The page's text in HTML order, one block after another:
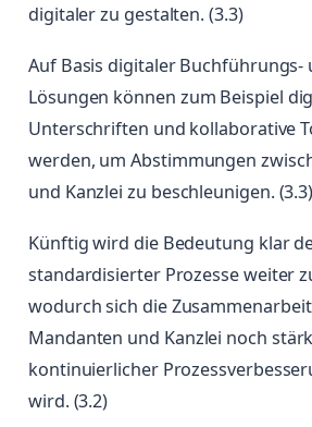
digitaler zu gestalten. (3.3)
Auf Basis digitaler Buchführungs-
Lösungen können zum Beispiel
Unterschriften und kollaborative
werden, um Abstimmungen
und Kanzlei zu beschleunigen. (3.3)
Künftig wird die Bedeutung klar
standardisierter Prozesse weiter
wodurch sich die
Mandanten und Kanzlei noch
kontinuierlicher
wird. (3.2)